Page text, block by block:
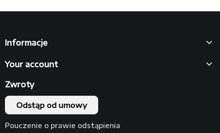
Informacje 
Your account 
Zwroty
Odstąp od umowy
Pouczenie o prawie odstąpienia